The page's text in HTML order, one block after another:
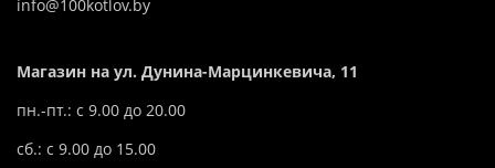
info@100kotlov.by
Магазин на ул. Дунина-Марцинкевича, 11
пн.-пт.: с 9.00 до 20.00
сб.: с 9.00 до 15.00